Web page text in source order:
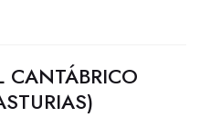
CANTÁBRICO